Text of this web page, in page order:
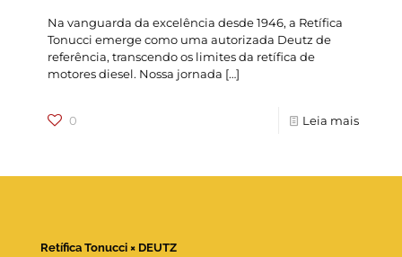
Na vanguarda da excelência desde 1946, a Retífica
Tonucci emerge como uma autorizada Deutz de
referência, transcendo os limites da retífica de
motores diesel. Nossa jornada […]
0 Leia mais
Retífica Tonucci × DEUTZ